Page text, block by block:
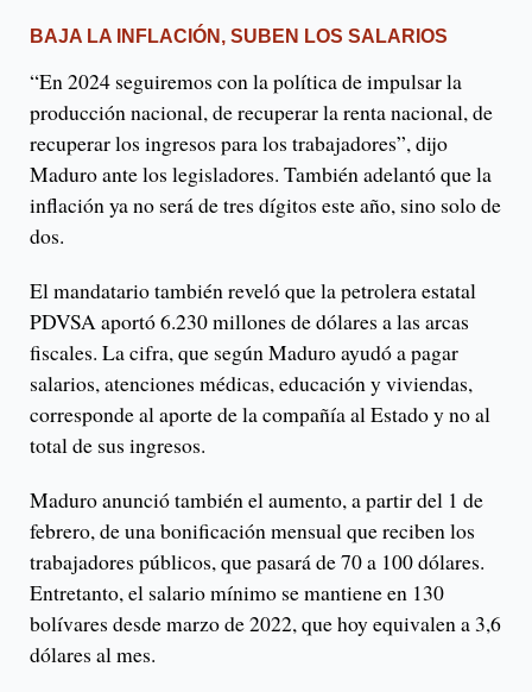
BAJA LA INFLACIÓN, SUBEN LOS SALARIOS
“En 2024 seguiremos con la política de impulsar la
producción nacional, de recuperar la renta nacional, de
recuperar los ingresos para los trabajadores”, dijo
Maduro ante los legisladores. También adelantó que la
inflación ya no será de tres dígitos este año, sino solo de
dos.
El mandatario también reveló que la petrolera estatal
PDVSA aportó 6.230 millones de dólares a las arcas
fiscales. La cifra, que según Maduro ayudó a pagar
salarios, atenciones médicas, educación y viviendas,
corresponde al aporte de la compañía al Estado y no al
total de sus ingresos.
Maduro anunció también el aumento, a partir del 1 de
febrero, de una bonificación mensual que reciben los
trabajadores públicos, que pasará de 70 a 100 dólares.
Entretanto, el salario mínimo se mantiene en 130
bolívares desde marzo de 2022, que hoy equivalen a 3,6
dólares al mes.